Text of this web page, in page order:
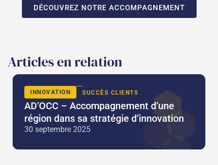
DÉCOUVREZ NOTRE ACCOMPAGNEMENT
Articles en relation
INNOVATION SUCCÈS CLIENTS
AD’OCC – Accompagnement d’une
région dans sa stratégie d’innovation
30 septembre 2025